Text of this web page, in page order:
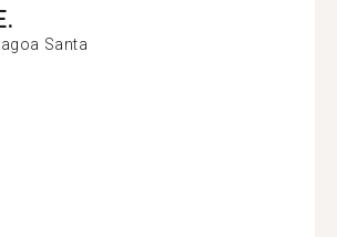
Lagoa Santa